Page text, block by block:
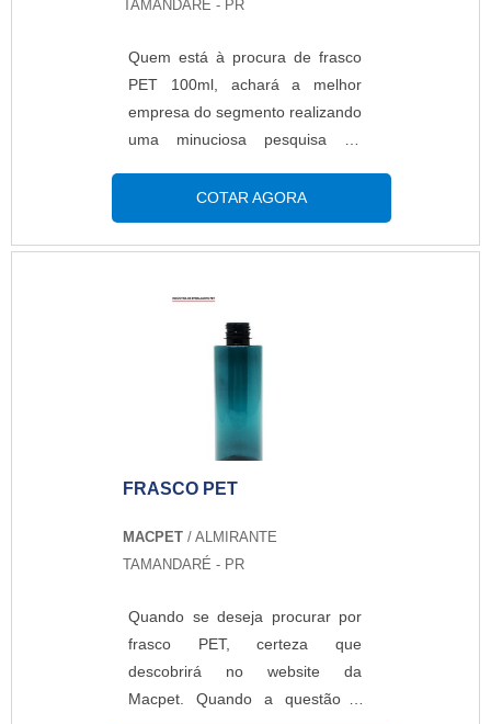
TAMANDARÉ - PR
Quem está à procura de frasco
PET 100ml, achará a melhor
empresa do segmento realizando
uma minuciosa pesquisa de
referência em qualidade. Quando
a temática é frasco PET 100ml,
com os colaboradores da Macpet
com qualidade
certificada.DIFERENCIAIS
eficientes de demonstrar
competência e excelência em
...
COTAR AGORA
FRASCO PET
MACPET / ALMIRANTE
TAMANDARÉ - PR
Quando se deseja procurar por
frasco PET, certeza que
descobrirá no website da
Macpet. Quando a questão é